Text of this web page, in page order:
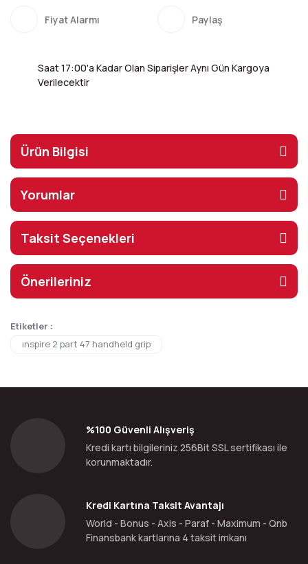
Fiyat Alarmı Paylaş
Saat 17:00'a Kadar Olan Siparişler Aynı Gün Kargoya
Verilecektir
Ürün Bilgisi
Yorumlar
Taksit Seçenekleri
Önerileriniz
Etiketler :
ınspire 2 part 47 handheld grip
%100 Güvenli Alışveriş
Kredi kartı bilgileriniz 256Bit SSL sertifikası ile
korunmaktadır.
Kredi Kartına Taksit Avantajı
World - Bonus - Axis - Paraf - Maximum - Qnb
Finansbank kartlarına 4 taksit imkanı